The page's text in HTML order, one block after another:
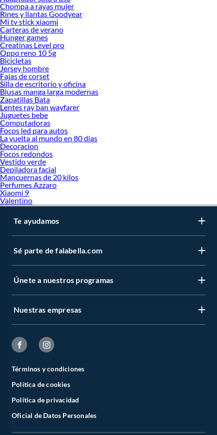
Revlon 51
Revlon colorsilk
Revlon colorstay 370
Revlon eyeliner
Revlon kiss
Revlon matte balm 260
Revlon paddle dryer
Revlon super lustrous lipstick
Secadora revlon 1875 ionic
Chompa a rayas mujer
Rines y llantas Goodyear
Mi tv stick xiaomi
Carteras de verano
Hunger games
Creatinas Level pro
Oppo reno 10 5g
Bicicletas
Jersey hombre
Fajas de corset
Silla de escritorio y oficina
Blusas manga larga modernas
Zapatillas Bata
Lentes ray ban wayfarer
Juguetes bebe
Computadoras
Focos led para autos
La vuelta al mundo en 80 dias
Decoracion
Focos redondos
Vestido verde
Depiladora facial
Mancuernas de 20 kilos
Perfumes Azzaro
Xiaomi 9
Valentino
Te ayudamos
Sé parte de falabella.com
Únete a nuestros programas
Nuestras empresas
Términos y condiciones
Política de cookies
Política de privacidad
Oficial de Datos Personales